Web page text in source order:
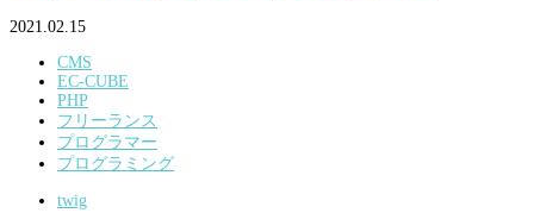
2021.02.15
CMS
EC-CUBE
PHP
フリーランス
プログラマー
プログラミング
twig